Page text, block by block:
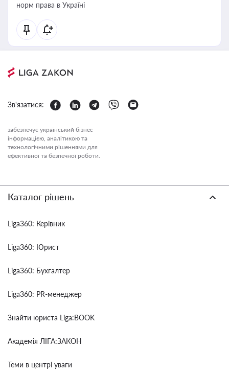
норм права в Україні
Зв'язатися:
забезпечує український бізнес
інформацією, аналітикою та
технологічними рішеннями для
ефективної та безпечної роботи.
Каталог рішень
Liga360: Керівник
Liga360: Юрист
Liga360: Бухгалтер
Liga360: PR-менеджер
Знайти юриста Liga:BOOK
Академія ЛІГА:ЗАКОН
Теми в центрі уваги